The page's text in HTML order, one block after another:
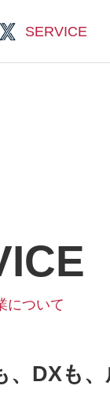
SERVICE
テナ輸出トラブ
について
、DXも